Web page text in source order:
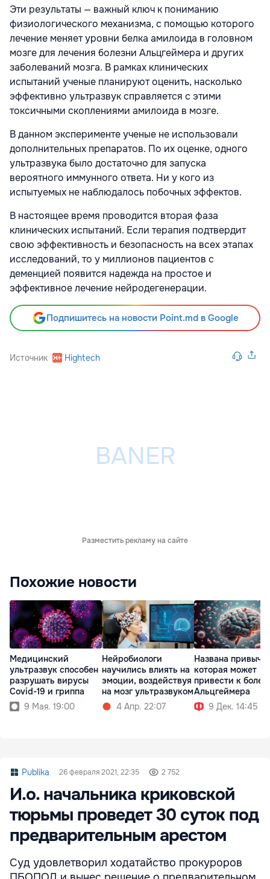
Эти результаты — важный ключ к пониманию
физиологического механизма, с помощью которого
лечение меняет уровни белка амилоида в головном
мозге для лечения болезни Альцгеймера и других
заболеваний мозга. В рамках клинических
испытаний ученые планируют оценить, насколько
эффективно ультразвук справляется с этими
токсичными скоплениями амилоида в мозге.
В данном эксперименте ученые не использовали
дополнительных препаратов. По их оценке, одного
ультразвука было достаточно для запуска
вероятного иммунного ответа. Ни у кого из
испытуемых не наблюдалось побочных эффектов.
В настоящее время проводится вторая фаза
клинических испытаний. Если терапия подтвердит
свою эффективность и безопасность на всех этапах
исследований, то у миллионов пациентов с
деменцией появится надежда на простое и
эффективное лечение нейродегенерации.
Подпишитесь на новости Point.md в Google
Источник Hightech
Разместить рекламу на сайте
Похожие новости
Медицинский
ультразвук способен
разрушать вирусы
Covid-19 и гриппа
9 Мая. 19:00
Нейробиологи
научились влиять на
эмоции, воздействуя
на мозг ультразвуком
4 Апр. 22:07
Названа
которая может
привести к
Альцгеймера
9 Дек. 14:45
Publika 26 февраля 2021, 22:35 2 752
И.о. начальника криковской
тюрьмы проведет 30 суток под
предварительным арестом
Суд удовлетворил ходатайство прокуроров